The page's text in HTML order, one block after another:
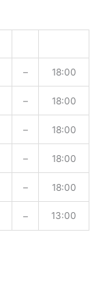
– 18:00
– 18:00
– 18:00
– 18:00
– 18:00
– 13:00